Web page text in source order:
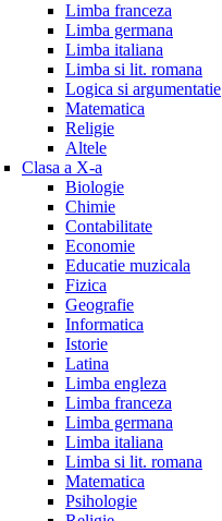
Limba franceza
Limba germana
Limba italiana
Limba si lit. romana
Logica si argumentatie
Matematica
Religie
Altele
Clasa a X-a
Biologie
Chimie
Contabilitate
Economie
Educatie muzicala
Fizica
Geografie
Informatica
Istorie
Latina
Limba engleza
Limba franceza
Limba germana
Limba italiana
Limba si lit. romana
Matematica
Psihologie